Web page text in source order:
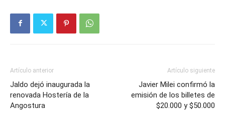
Artículo anterior
Jaldo dejó inaugurada la
renovada Hostería de la
Angostura
Artículo siguiente
Javier Milei confirmó la
emisión de los billetes de
$20.000 y $50.000